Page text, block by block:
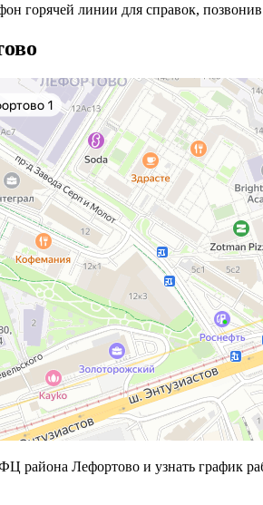
горячей линии для справок,
Лефортово и узнать график